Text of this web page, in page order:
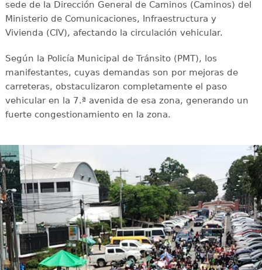
sede de la Dirección General de Caminos (Caminos) del
Ministerio de Comunicaciones, Infraestructura y
Vivienda (CIV), afectando la circulación vehicular.
Según la Policía Municipal de Tránsito (PMT), los
manifestantes, cuyas demandas son por mejoras de
carreteras, obstaculizaron completamente el paso
vehicular en la 7.ª avenida de esa zona, generando un
fuerte congestionamiento en la zona.